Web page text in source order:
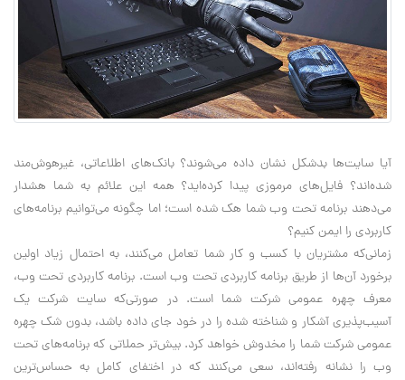
آیا سایت‌ها بدشکل نشان داده می‌شوند؟ بانک‌های اطلاعاتی، غیرهوش‌مند
شده‌اند؟ فایل‌های مرموزی پیدا کرده‌اید؟ همه این علائم به شما هشدار
می‌دهند برنامه تحت وب شما هک شده است؛ اما چگونه می‌توانیم برنامه‌های
کاربردی را ایمن کنیم؟
زمانی‌که مشتریان با کسب و کار شما تعامل می‌کنند، به احتمال زیاد اولین
برخورد آن‌ها از طریق برنامه کاربردی تحت وب است. برنامه کاربردی تحت وب،
معرف چهره عمومی شرکت شما است. در صورتی‌که سایت شرکت یک
آسیب‌پذیری آشکار و شناخته شده را در خود جای داده باشد، بدون شک چهره
عمومی شرکت شما را مخدوش خواهد کرد. بیش‌تر حملاتی که برنامه‌های تحت
وب را نشانه رفته‌اند، سعی می‌کنند که در اختفای کامل به حساس‌ترین